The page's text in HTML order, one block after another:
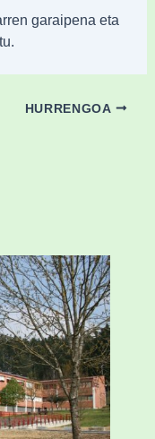
garaipena eta
HURRENGOA